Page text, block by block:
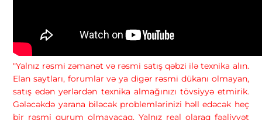
"Yalnız rəsmi zəmanət və rəsmi satış qəbzi ilə texnika alın.
Elan saytları, forumlar və ya digər rəsmi dükanı olmayan,
satış edən yerlərdən texnika almağınızı tövsiyyə etmirik.
Gələcəkdə yarana biləcək problemlərinizi həll edəcək heç
bir rəsmi qurum olmayacaq. Yalnız real olaraq fəaliyyət